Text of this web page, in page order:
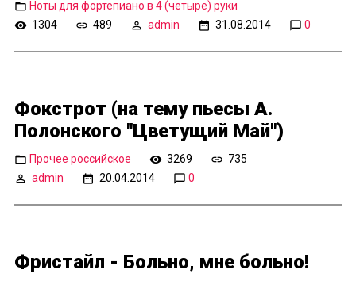
Ноты для фортепиано в 4 (четыре) руки
1304
489 admin 31.08.2014 0
Фокстрот (на тему пьесы А.
Полонского "Цветущий Май")
Прочее российское 3269
735
admin
20.04.2014 0
Фристайл - Больно, мне больно!